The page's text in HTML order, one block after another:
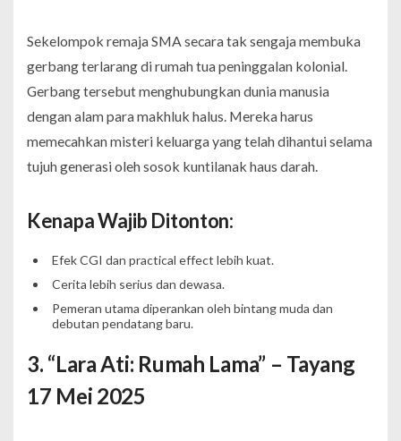
Sekelompok remaja SMA secara tak sengaja membuka
gerbang terlarang di rumah tua peninggalan kolonial.
Gerbang tersebut menghubungkan dunia manusia
dengan alam para makhluk halus. Mereka harus
memecahkan misteri keluarga yang telah dihantui selama
tujuh generasi oleh sosok kuntilanak haus darah.
Kenapa Wajib Ditonton:
Efek CGI dan practical effect lebih kuat.
Cerita lebih serius dan dewasa.
Pemeran utama diperankan oleh bintang muda dan
debutan pendatang baru.
3. “Lara Ati: Rumah Lama” – Tayang
17 Mei 2025